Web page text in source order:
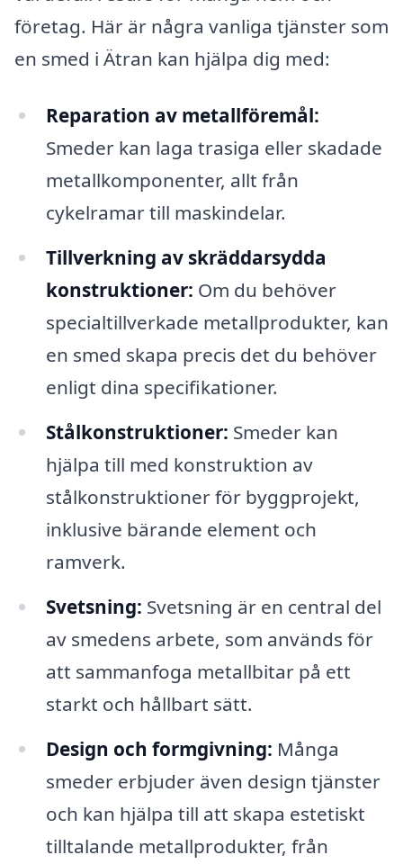
företag. Här är några vanliga tjänster som
en smed i Ätran kan hjälpa dig med:
Reparation av metallföremål:
Smeder kan laga trasiga eller skadade
metallkomponenter, allt från
cykelramar till maskindelar.
Tillverkning av skräddarsydda
konstruktioner: Om du behöver
specialtillverkade metallprodukter, kan
en smed skapa precis det du behöver
enligt dina specifikationer.
Stålkonstruktioner: Smeder kan
hjälpa till med konstruktion av
stålkonstruktioner för byggprojekt,
inklusive bärande element och
ramverk.
Svetsning: Svetsning är en central del
av smedens arbete, som används för
att sammanfoga metallbitar på ett
starkt och hållbart sätt.
Design och formgivning: Många
smeder erbjuder även design tjänster
och kan hjälpa till att skapa estetiskt
tilltalande metallprodukter, från